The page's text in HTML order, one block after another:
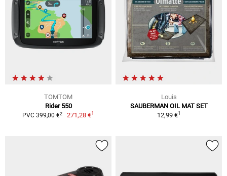
TOMTOM
Rider 550
PVC 399,00 €2 271,28 €1
Louis
SAUBERMAN OIL MAT SET
12,99 €1